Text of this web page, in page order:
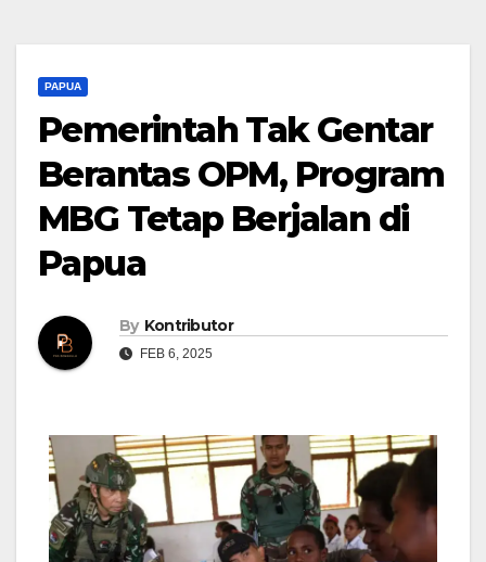
PAPUA
Pemerintah Tak Gentar
Berantas OPM, Program
MBG Tetap Berjalan di
Papua
By Kontributor
FEB 6, 2025